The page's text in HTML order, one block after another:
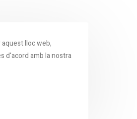
lloc web,
d'acord amb la nostra